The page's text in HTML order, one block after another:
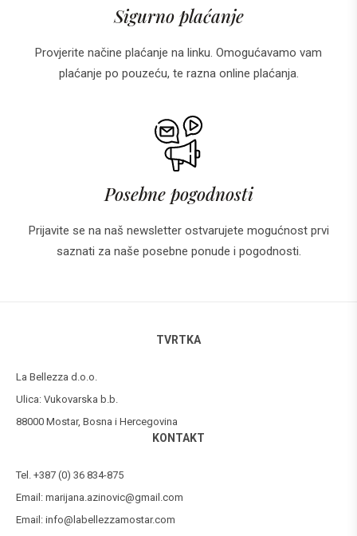
Sigurno plaćanje
Provjerite načine plaćanje na linku. Omogućavamo vam
plaćanje po pouzeću, te razna online plaćanja.
Posebne pogodnosti
Prijavite se na naš newsletter ostvarujete mogućnost prvi
saznati za naše posebne ponude i pogodnosti.
TVRTKA
La Bellezza d.o.o.
Ulica: Vukovarska b.b.
88000 Mostar, Bosna i Hercegovina
KONTAKT
Tel. +387 (0) 36 834-875
Email: marijana.azinovic@gmail.com
Email: info@labellezzamostar.com